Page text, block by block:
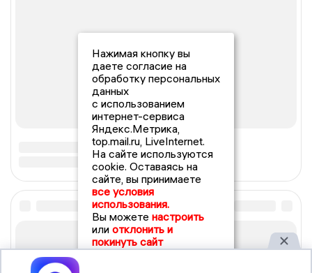
Нажимая кнопку вы
даете согласие на
обработку персональных
данных
с использованием
интернет-сервиса
Яндекс.Метрика,
top.mail.ru, LiveInternet.
На сайте используются
cookie. Оставаясь на
сайте, вы принимаете
все условия
использования.
Вы можете настроить
или отклонить и
покинуть сайт